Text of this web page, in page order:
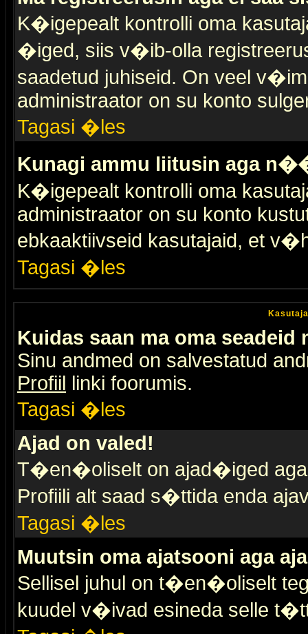
K�igepealt kontrolli oma
�iged, siis v�ib-olla
saadetud juhiseid. On veel
administraator on su konto
Tagasi �les
Kunagi ammu liitusin aga
K�igepealt kontrolli oma
administraator on su konto
ebkaaktiivseid kasutajaid, et
Tagasi �les
Kuidas saan ma oma seadeid
Sinu andmed on salvestatud
Profiil linki foorumis.
Tagasi �les
Ajad on valed!
T�en�oliselt on ajad�iged
Profiili alt saad s�ttida enda
Tagasi �les
Muutsin oma ajatsooni aga
Sellisel juhul on t�en�oliselt
kuudel v�ivad esineda selle